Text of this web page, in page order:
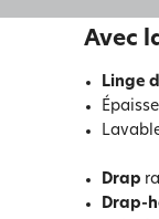
Avec
Linge
Drap
Drap-